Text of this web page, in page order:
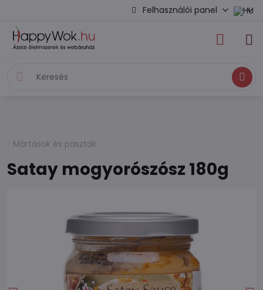
Felhasználói panel
Keresés
Mártások és paszták
Satay mogyorószósz 180g